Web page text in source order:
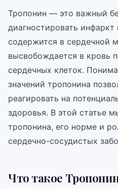
Тропонин — это важный
диагностировать
содержится в сердечной
высвобождается в кровь
сердечных клеток.
значений тропонина
реагировать на
здоровья. В этой статье
тропонина, его норме и
сердечно-сосудистых
Что такое